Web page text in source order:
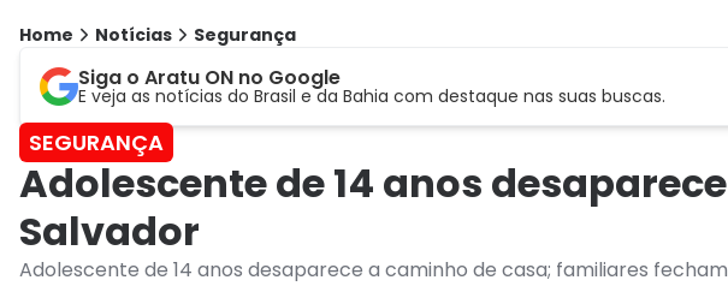
Home Notícias Segurança
Siga o Aratu ON no Google
E veja as notícias do Brasil e da Bahia com destaque nas suas buscas.
SEGURANÇA
Adolescente de 14 anos
Salvador
Adolescente de 14 anos desaparece a caminho de casa; familiares